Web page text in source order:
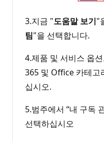
3.지금 "도움말 보기"
팀"을 선택합니다.
4.제품 및 서비스 옵
365 및 Office 카테고
십시오.
5.범주에서 “내 구독
선택하십시오